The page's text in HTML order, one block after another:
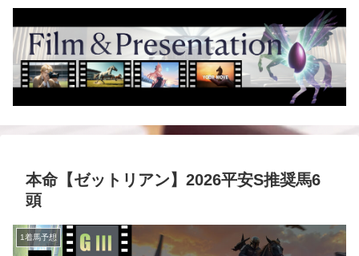
本命【ゼットリアン】2026平安S推奨馬6
頭
1着馬予想